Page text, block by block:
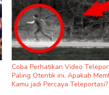
Coba Perhatikan Video
Paling Otentik ini, Apakah
Kamu jadi Percaya Teleportasi?